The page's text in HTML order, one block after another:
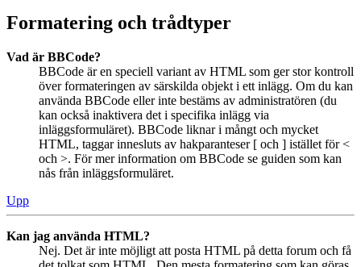
Formatering och trådtyper
Vad är BBCode?
BBCode är en speciell variant av HTML som ger stor kontroll
över formateringen av särskilda objekt i ett inlägg. Om du kan
använda BBCode eller inte bestäms av administratören (du
kan också inaktivera det i specifika inlägg via
inläggsformuläret). BBCode liknar i mångt och mycket
HTML, taggar innesluts av hakparanteser [ och ] istället för <
och >. För mer information om BBCode se guiden som kan
nås från inläggsformuläret.
Upp
Kan jag använda HTML?
Nej. Det är inte möjligt att posta HTML på detta forum och få